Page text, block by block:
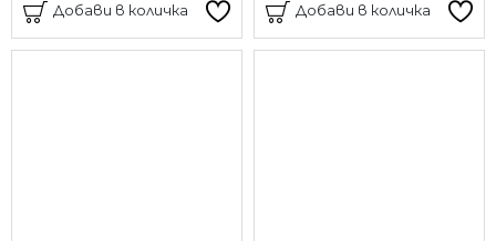
Добави в количка Добави в количка